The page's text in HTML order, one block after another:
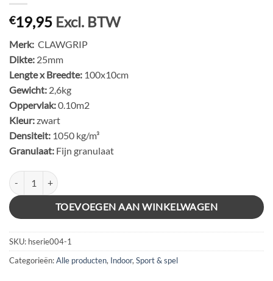
€19,95 Excl. BTW
Merk: CLAWGRIP
Dikte: 25mm
Lengte x Breedte: 100x10cm
Gewicht: 2,6kg
Oppervlak:0.10m2
Kleur:zwart
Densiteit: 1050 kg/m³
Granulaat: Fijn granulaat
BE RAMP 25 ZWART aantal
TOEVOEGEN AAN WINKELWAGEN
SKU: hserie004-1
Categorieën:Alle producten, Indoor, Sport & spel